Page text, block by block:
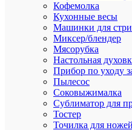
Кофемолка
Кухонные весы
Машинки для
Миксер/блендер
Мясорубка
Настольная
Прибор по уходу
Пылесос
Соковыжималка
Сублиматор для
Тостер
Точилка для ножей